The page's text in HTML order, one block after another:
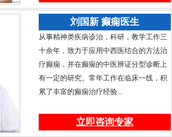
刘国新 癫痫医生
从事精神类疾病诊治，科研，教学工作三
十余年，致力于应用中西医结合的方法治
疗癫痫，并在癫痫的中医辨证分型诊断上
有一定的研究。常年工作在临床一线，积
累了丰富的癫痫治疗经验...
立即咨询专家